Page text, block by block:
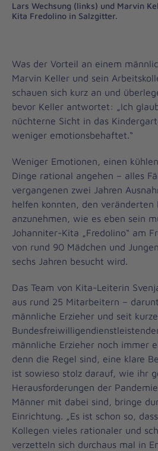
Lars Wechsung (links) und Marvin
Kita Fredolino in Salzgitter.
Was der Vorteil an einem
Marvin Keller und sein
schauen sich kurz an und
bevor Keller antwortet: „Ich
nüchterne Sicht in das
weniger emotionsbehaftet.“
Weniger Emotionen, einen
Dinge rational angehen – alles
vergangenen zwei Jahren
helfen konnten, den veränderten
anzunehmen, wie es eben sein
Johanniter-Kita „Fredolino“ am
von rund 90 Mädchen und
sechs Jahren besucht wird.
Das Team von Kita-Leiterin
aus rund 25 Mitarbeitern –
männliche Erzieher und seit
männliche Erzieher noch immer
denn die Regel sind, eine klare
ist sowieso stolz darauf, wie ihr
Herausforderungen der
Männer mit dabei sind, bringe
Einrichtung. „Es ist schon so,
Kollegen vieles rationaler und
verzetteln sich durchaus mal in